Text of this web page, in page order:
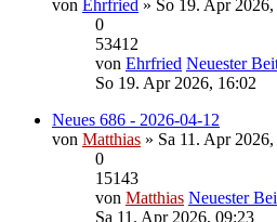
von Ehrfried » So 19. Apr
0
53412
von Ehrfried Neuester
So 19. Apr 2026, 16:02
Neues 686 - 2026-04-12
von Matthias » Sa 11. Apr
0
15143
von Matthias Neuester
Sa 11. Apr 2026, 09:23